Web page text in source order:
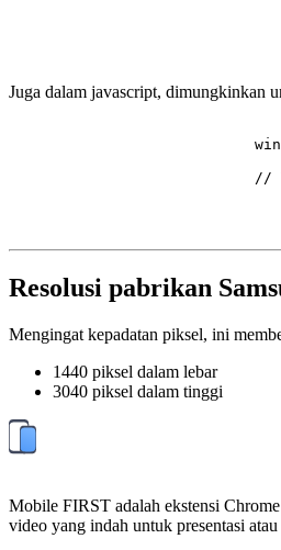
Juga dalam javascript, dimungkinkan
//
Resolusi pabrikan
Mengingat kepadatan piksel, ini
1440 piksel dalam lebar
3040 piksel dalam tinggi
Mobile FIRST adalah ekstensi
video yang indah untuk presentasi